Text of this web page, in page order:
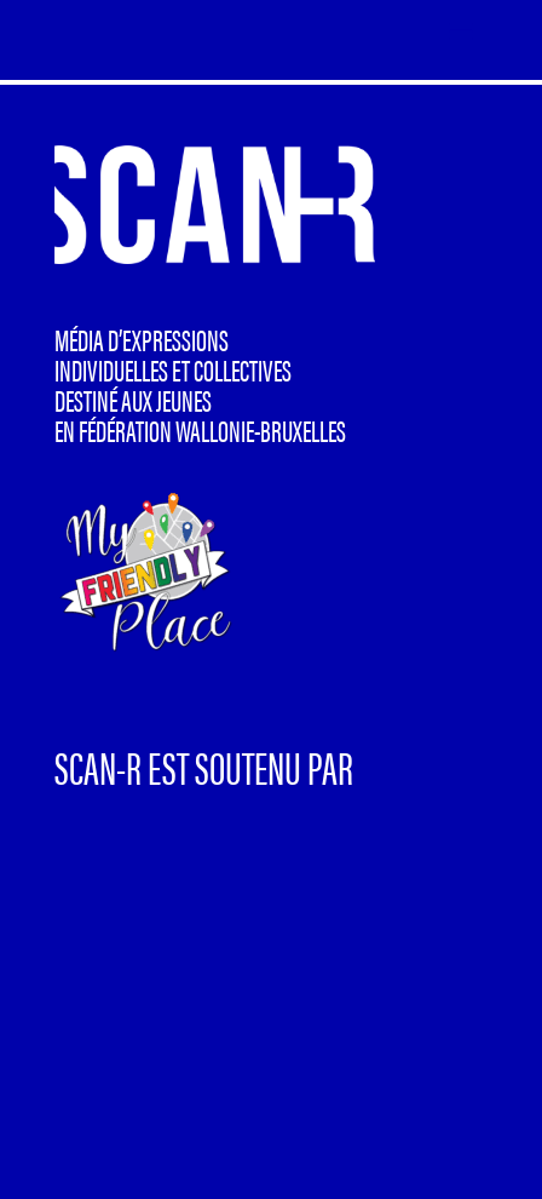
MÉDIA D’EXPRESSIONS
INDIVIDUELLES ET COLLECTIVES
DESTINÉ AUX JEUNES
EN FÉDÉRATION WALLONIE-BRUXELLES
SCAN-R EST SOUTENU PAR